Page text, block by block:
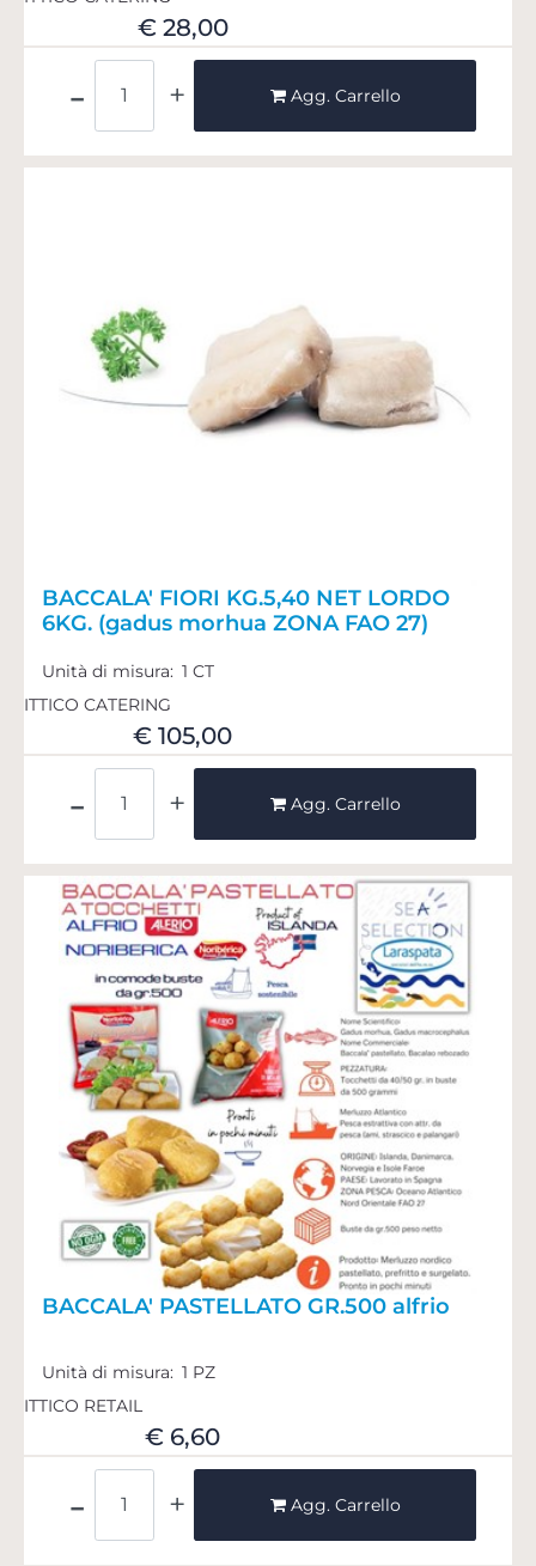
€ 28,00
Agg. Carrello
BACCALA' FIORI KG.5,40 NET LORDO
6KG. (gadus morhua ZONA FAO 27)
Unità di misura: 1 CT
ITTICO CATERING
€ 105,00
Agg. Carrello
BACCALA' PASTELLATO GR.500 alfrio
Unità di misura: 1 PZ
ITTICO RETAIL
€ 6,60
Agg. Carrello